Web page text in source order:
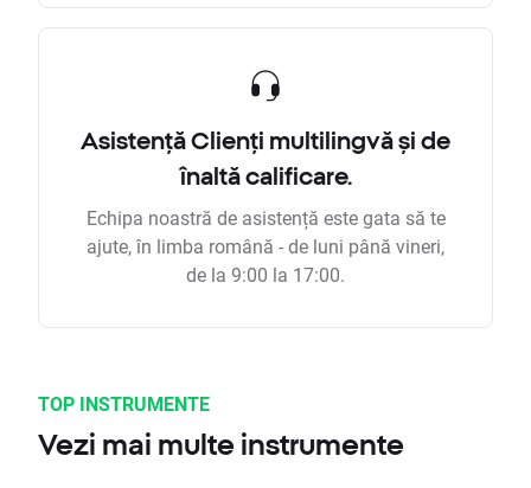
Asistență Clienți multilingvă și de
înaltă calificare.
Echipa noastră de asistență este gata să te
ajute, în limba română - de luni până vineri,
de la 9:00 la 17:00.
TOP INSTRUMENTE
Vezi mai multe instrumente